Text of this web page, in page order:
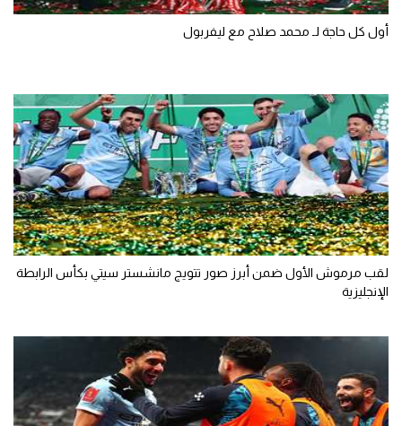
كويز في الجول
أول كل حاجة لـ محمد صلاح مع ليفربول
لقب مرموش الأول ضمن أبرز صور تتويج مانشستر سيتي بكأس الرابطة
الإنجليزية